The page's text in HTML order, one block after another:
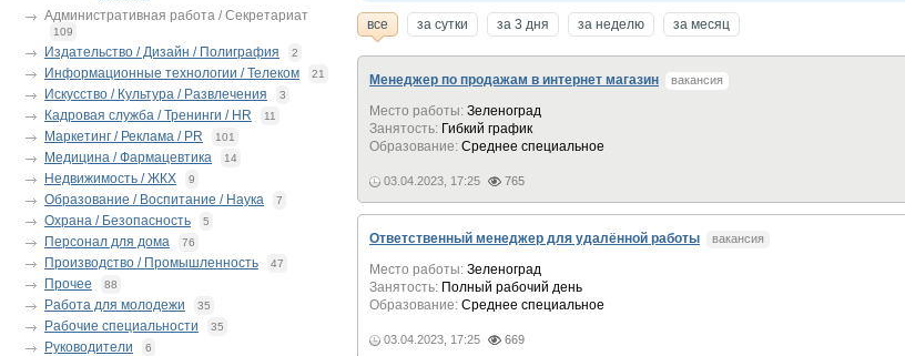
Административная работа / Секретариат
109
Издательство / Дизайн / Полиграфия 2
Информационные технологии / Телеком 21
Искусство / Культура / Развлечения 3
Кадровая служба / Тренинги / HR 11
Маркетинг / Реклама / PR 101
Медицина / Фармацевтика 14
Недвижимость / ЖКХ 9
Образование / Воспитание / Наука 7
Охрана / Безопасность 5
Персонал для дома 76
Производство / Промышленность 47
Прочее 88
Работа для молодежи 35
Рабочие специальности 35
Руководители 6
все за сутки за 3 дня за неделю за месяц
Менеджер по продажам в интернет магазин вакансия
Место работы: Зеленоград
Занятость: Гибкий график
Образование: Среднее специальное
03.04.2023, 17:25 765
Ответственный менеджер для удалённой работы вакансия
Место работы: Зеленоград
Занятость: Полный рабочий день
Образование: Среднее специальное
03.04.2023, 17:25 669